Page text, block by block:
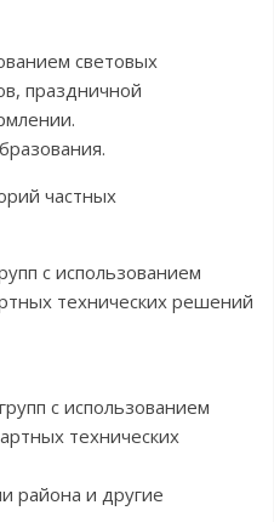
световых
праздничной
частных
с использованием
технических решений
с использованием
технических
района и другие